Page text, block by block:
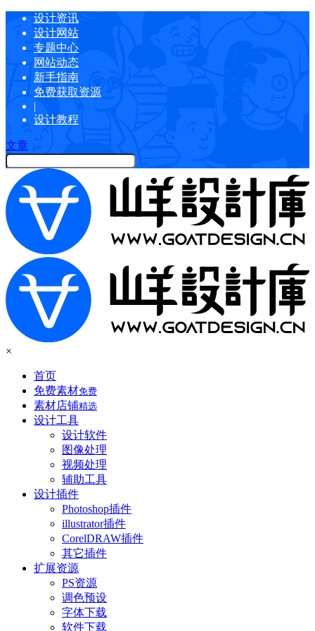
设计资讯
设计网站
专题中心
网站动态
新手指南
免费获取资源
|
设计教程
文章
×
首页
免费素材免费
素材店铺精选
设计工具
设计软件
图像处理
视频处理
辅助工具
设计插件
Photoshop插件
illustrator插件
CorelDRAW插件
其它插件
扩展资源
PS资源
调色预设
字体下载
软件下载